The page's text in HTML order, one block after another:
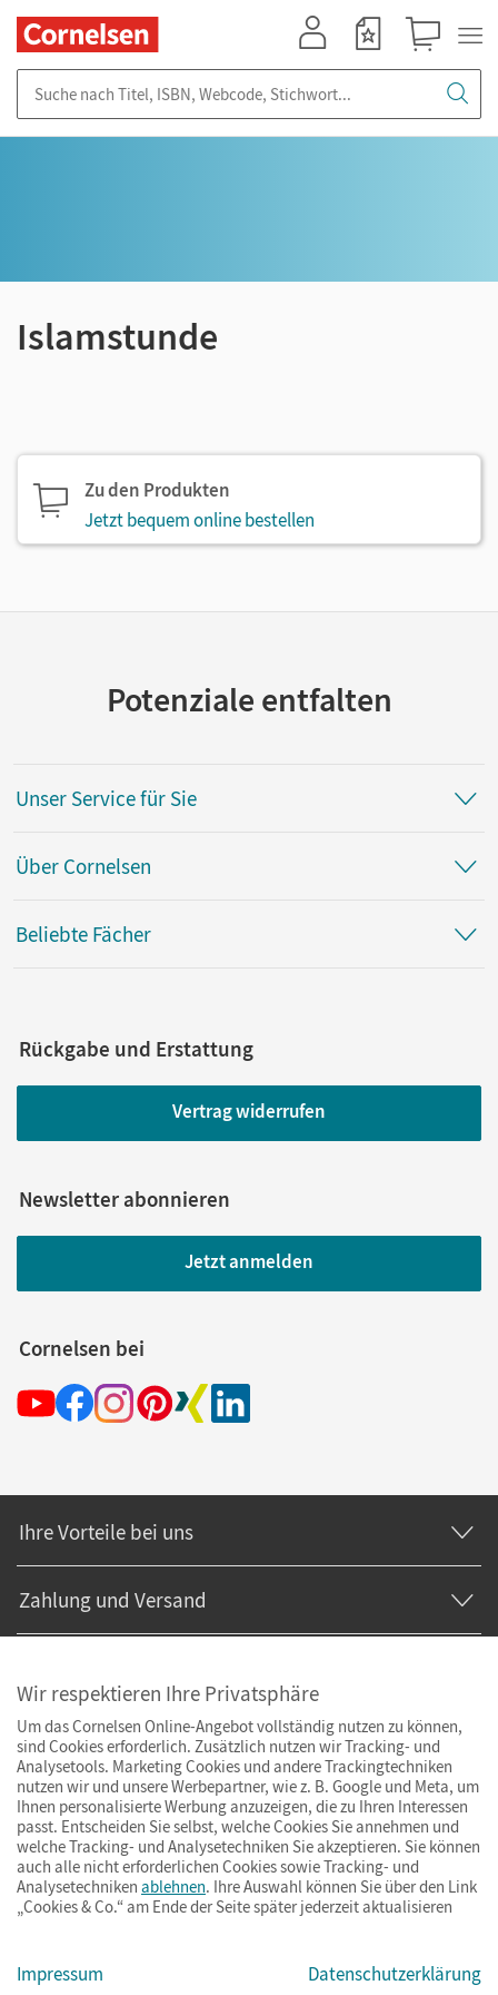
Islamstunde
Zu den Produkten
Jetzt bequem online bestellen
Potenziale entfalten
Unser Service für Sie
Über Cornelsen
Beliebte Fächer
Rückgabe und Erstattung
Vertrag widerrufen
Newsletter abonnieren
Jetzt anmelden
Cornelsen bei
Ihre Vorteile bei uns
Zahlung und Versand
© Cornelsen Verlag 2026
ImpressumAGBDatenschutzBarrierefreiheitCookies & Co.
Wir respektieren Ihre Privatsphäre
Um das Cornelsen Online-Angebot vollständig nutzen zu können,
sind Cookies erforderlich. Zusätzlich nutzen wir Tracking- und
Analysetools. Marketing Cookies und andere Trackingtechniken
nutzen wir und unsere Werbepartner, wie z. B. Google und Meta, um
Ihnen personalisierte Werbung anzuzeigen, die zu Ihren Interessen
passt. Entscheiden Sie selbst, welche Cookies Sie annehmen und
welche Tracking- und Analysetechniken Sie akzeptieren. Sie können
auch alle nicht erforderlichen Cookies sowie Tracking- und
Analysetechniken ablehnen. Ihre Auswahl können Sie über den Link
„Cookies & Co.“ am Ende der Seite später jederzeit aktualisieren
Impressum Datenschutzerklärung